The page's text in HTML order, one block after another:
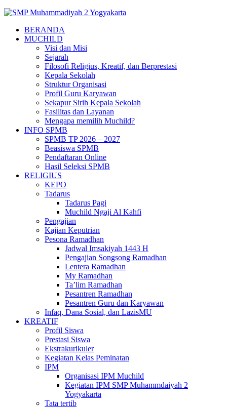
BERANDA
MUCHILD
Visi dan Misi
Sejarah
Filosofi Religius, Kreatif, dan Berprestasi
Kepala Sekolah
Struktur Organisasi
Profil Guru Karyawan
Sekapur Sirih Kepala Sekolah
Fasilitas dan Layanan
Mengapa memilih Muchild?
INFO SPMB
SPMB TP 2026 – 2027
Beasiswa SPMB
Pendaftaran Online
Hasil Seleksi SPMB
RELIGIUS
KEPO
Tadarus
Tadarus Pagi
Muchild Ngaji Al Kahfi
Pengajian
Kajian Keputrian
Pesona Ramadhan
Jadwal Imsakiyah 1443 H
Pengajian Songsong Ramadhan
Lentera Ramadhan
My Ramadhan
Ta’lim Ramadhan
Pesantren Ramadhan
Pesantren Guru dan Karyawan
Infaq, Dana Sosial, dan LazisMU
KREATIF
Profil Siswa
Prestasi Siswa
Ekstrakurikuler
Kegiatan Kelas Peminatan
IPM
Organisasi IPM Muchild
Kegiatan IPM SMP Muhammdaiyah 2
Yogyakarta
Tata tertib